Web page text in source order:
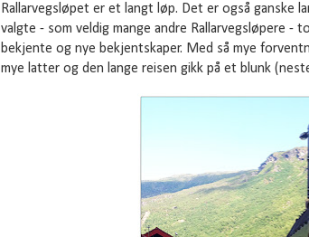
Rallarvegsløpet er et langt løp. Det er også ganske
valgte - som veldig mange andre Rallarvegsløpere -
bekjente og nye bekjentskaper. Med så mye
mye latter og den lange reisen gikk på et blunk